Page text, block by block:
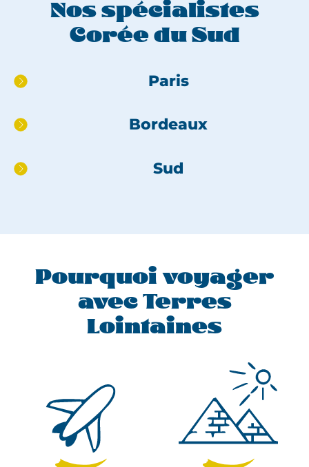
Nos spécialistes
Corée du Sud
Aller
pied
Paris
Bordeaux
Sud
Pourquoi voyager
avec Terres
Lointaines